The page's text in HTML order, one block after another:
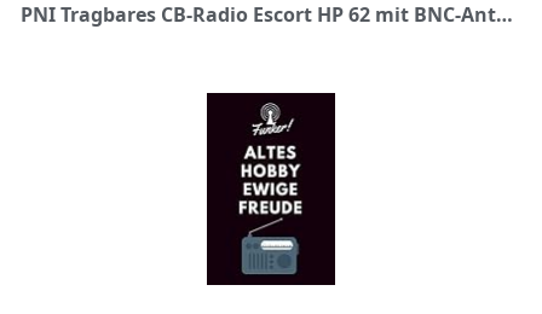
PNI Tragbares CB-Radio Escort HP 62 mit BNC-Antenne und Batteriehalter